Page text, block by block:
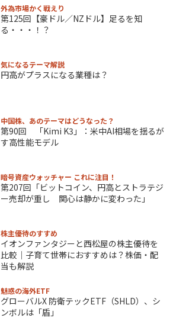
外為市場かく戦えり
第125回【豪ドル／NZドル】足るを知
る・・・！？
気になるテーマ解説
円高がプラスになる業種は？
中国株、あのテーマはどうなった？
第90回 「Kimi K3」：米中AI相場を揺るが
す高性能モデル
暗号資産ウォッチャー これに注目！
第207回「ビットコイン、円高とストラテジ
ー売却が重し 関心は静かに変わった」
株主優待のすすめ
イオンファンタジーと西松屋の株主優待を
比較｜子育て世帯におすすめは？株価・配
当も解説
魅惑の海外ETF
グローバルX 防衛テックETF（SHLD）、シ
ンボルは「盾」